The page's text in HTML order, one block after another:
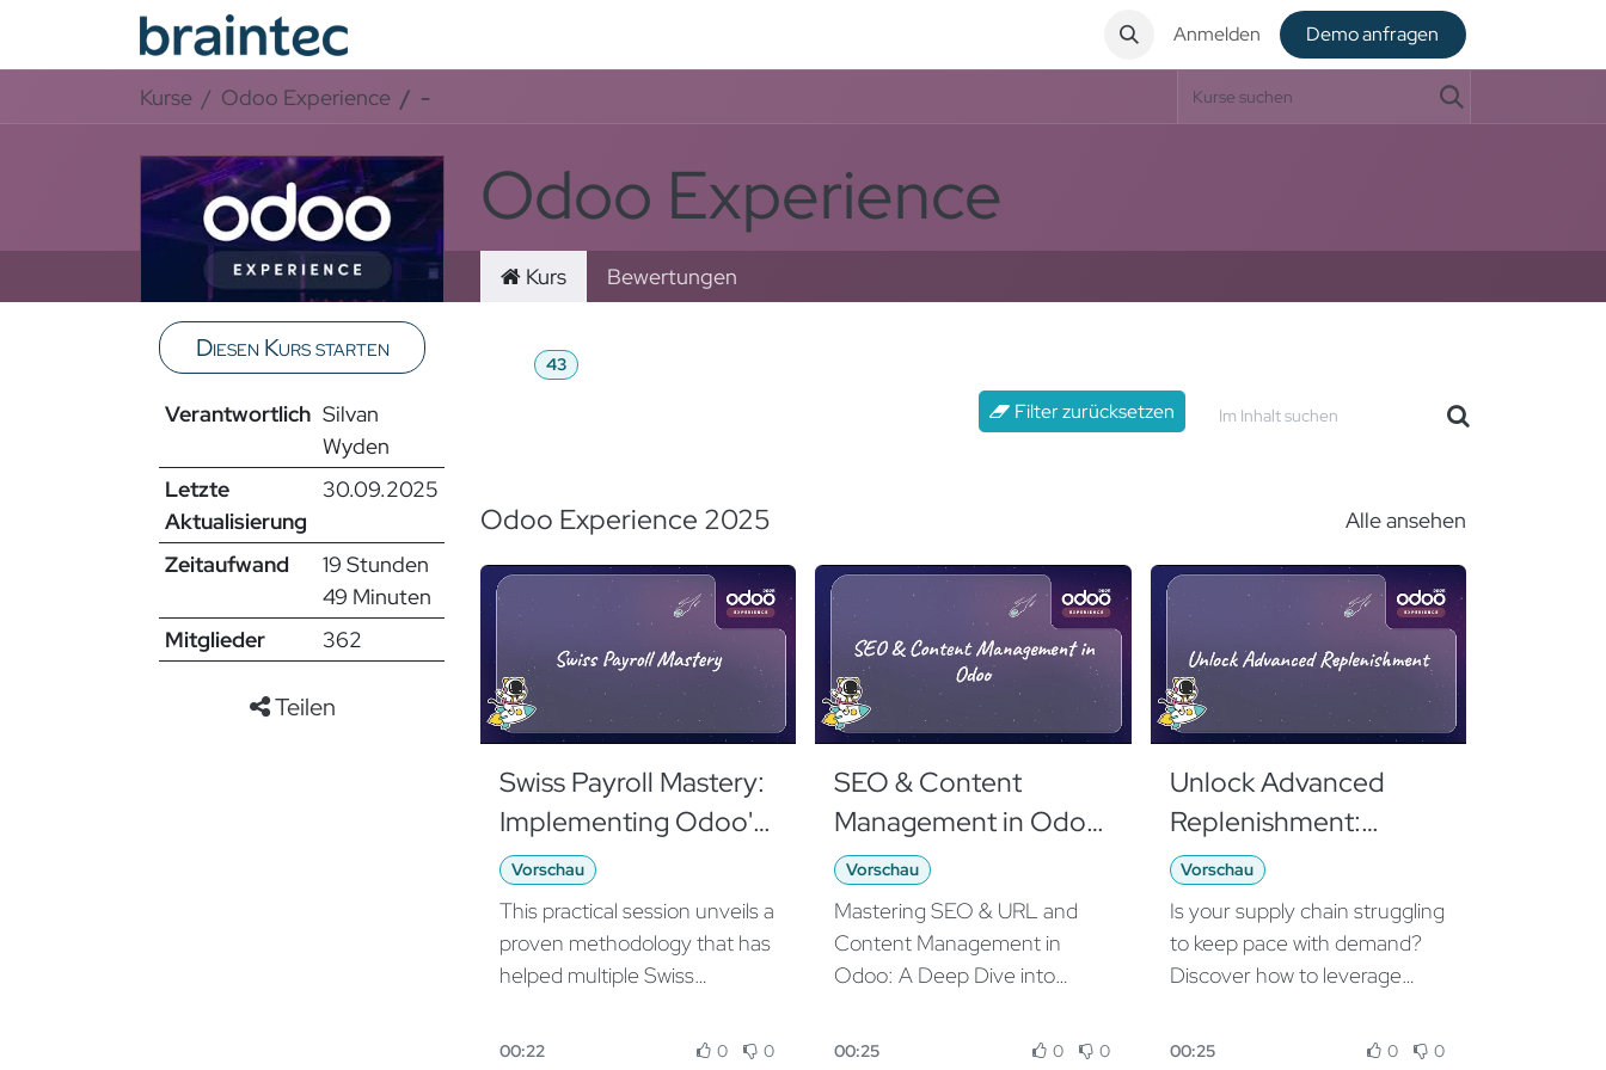
Zum Inhalt springen
Anmelden De​​mo anfragen
Kurse Odoo Experience -
Odoo Experience
Diesen Kurs starten
Verantwortlich Silvan
Wyden
Letzte
Aktualisierung
30.09.2025
Zeitaufwand
19 Stunden
49 Minuten
Mitglieder
362
Teilen
Kurs Bewertungen
43
Filter zurücksetzen
Odoo Experience 2025 Alle ansehen
Swiss Payroll Mastery:
Implementing Odoo's
Swissdec-Certified
Solution in 24 Hours
Vorschau
This practical session unveils a
proven methodology that has
helped multiple Swiss
legacy systems to fully
00:22 0 0
SEO & Content
Management in Odoo:
Migrating to Odoo
Website Without
Losing SEO
Vorschau
Mastering SEO & URL and
Content Management in
Odoo: A Deep Dive into
SEO Impact Many companies
00:25 0 0
Unlock Advanced
Replenishment:
Optimizing Medical
Supply Chains with
Odoo
Vorschau
Is your supply chain struggling
to keep pace with demand?
Discover how to leverage
replenishment rules for
00:25 0 0